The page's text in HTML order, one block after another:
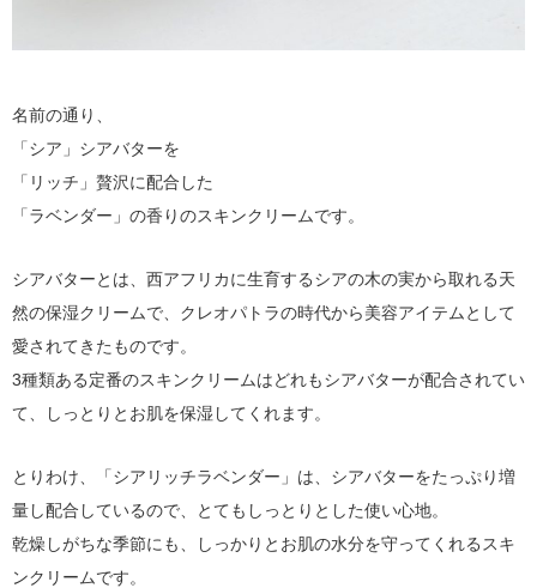
名前の通り、
「シア」シアバターを
「リッチ」贅沢に配合した
「ラベンダー」の香りのスキンクリームです。
シアバターとは、西アフリカに生育するシアの木の実から取れる天
然の保湿クリームで、クレオパトラの時代から美容アイテムとして
愛されてきたものです。
3種類ある定番のスキンクリームはどれもシアバターが配合されてい
て、しっとりとお肌を保湿してくれます。
とりわけ、「シアリッチラベンダー」は、シアバターをたっぷり増
量し配合しているので、とてもしっとりとした使い心地。
乾燥しがちな季節にも、しっかりとお肌の水分を守ってくれるスキ
ンクリームです。